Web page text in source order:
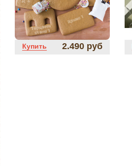
Купить 2.490 руб